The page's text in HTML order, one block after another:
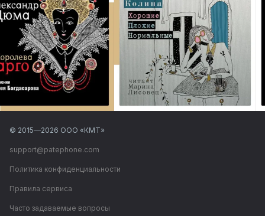
© 2015—2026 ООО «КМТ»
support@patephone.com
Политика конфиденциальности
Правила сервиса
Часто задаваемые вопросы